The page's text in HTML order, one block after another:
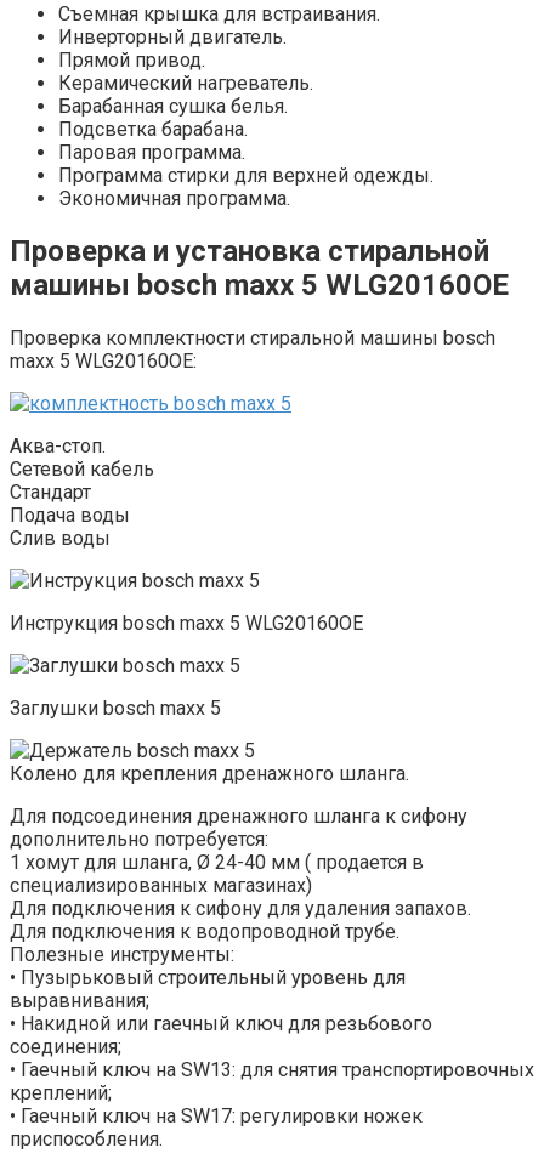
Съемная крышка для встраивания.
Инверторный двигатель.
Прямой привод.
Керамический нагреватель.
Барабанная сушка белья.
Подсветка барабана.
Паровая программа.
Программа стирки для верхней одежды.
Экономичная программа.
Проверка и установка стиральной
машины bosch maxx 5 WLG20160OE
Проверка комплектности стиральной машины bosch
maxx 5 WLG20160OE:
Аква-стоп.
Сетевой кабель
Стандарт
Подача воды
Слив воды
Инструкция bosch maxx 5 WLG20160OE
Заглушки bosch maxx 5
Колено для крепления дренажного шланга.
Для подсоединения дренажного шланга к сифону
дополнительно потребуется:
1 хомут для шланга, Ø 24-40 мм ( продается в
специализированных магазинах)
Для подключения к сифону для удаления запахов.
Для подключения к водопроводной трубе.
Полезные инструменты:
• Пузырьковый строительный уровень для
выравнивания;
• Накидной или гаечный ключ для резьбового
соединения;
• Гаечный ключ на SW13: для снятия транспортировочных
креплений;
• Гаечный ключ на SW17: регулировки ножек
приспособления.